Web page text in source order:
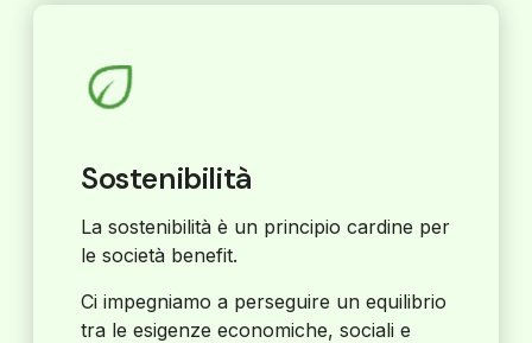
Sostenibilità
La sostenibilità è un principio cardine per
le società benefit.
Ci impegniamo a perseguire un equilibrio
tra le esigenze economiche, sociali e